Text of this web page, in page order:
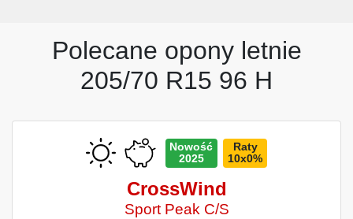
Polecane opony letnie
205/70 R15 96 H
Nowość
2025
Raty
10x0%
CrossWind
Sport Peak C/S